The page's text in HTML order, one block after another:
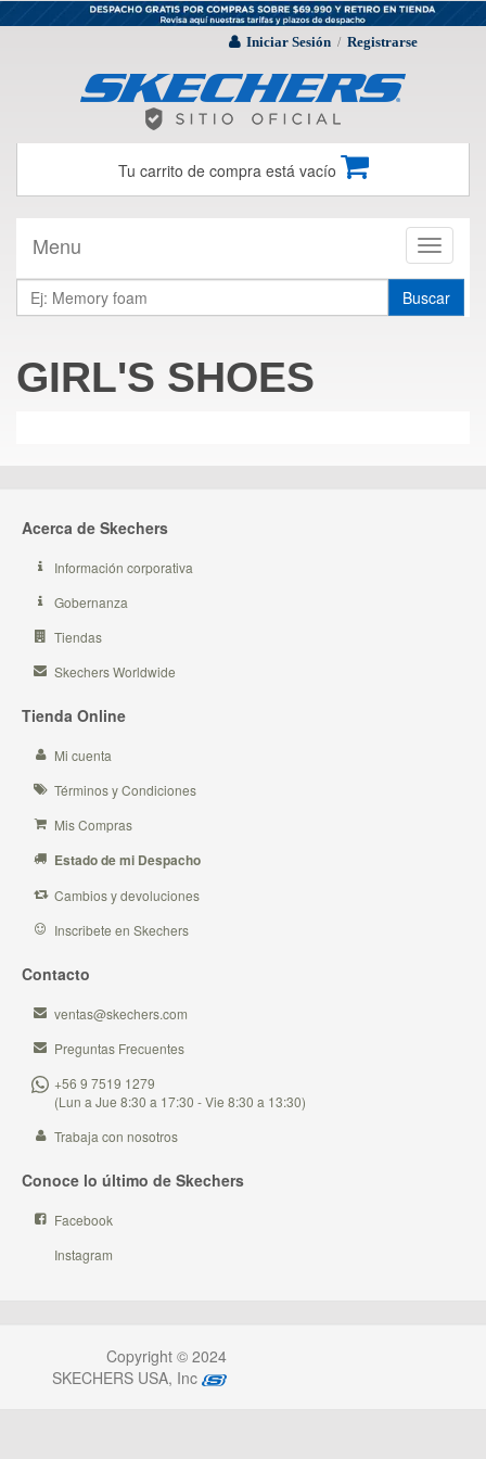
Iniciar Sesión / Registrarse
Tu carrito de compra está vacío
Toggle
Menu
Buscar
GIRL'S SHOES
Acerca de Skechers
Información corporativa
Gobernanza
Tiendas
Skechers Worldwide
Tienda Online
Mi cuenta
Términos y Condiciones
Mis Compras
Estado de mi Despacho
Cambios y devoluciones
Inscribete en Skechers
Contacto
ventas@skechers.com
Preguntas Frecuentes
+56 9 7519 1279
(Lun a Jue 8:30 a 17:30 - Vie 8:30 a 13:30)
Trabaja con nosotros
Conoce lo último de Skechers
Facebook
Instagram
Copyright © 2024
SKECHERS USA, Inc